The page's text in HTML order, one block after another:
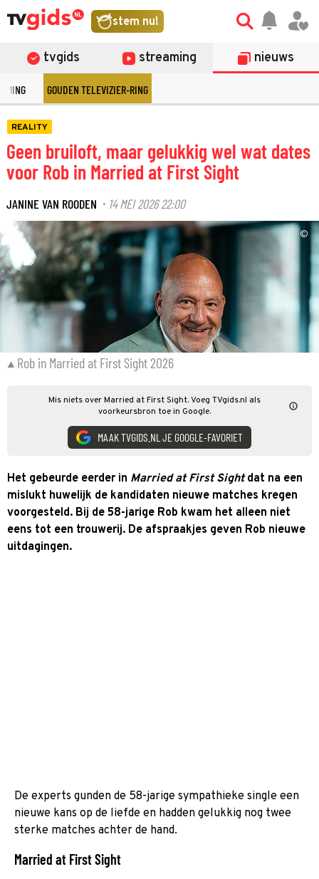
stem nu!
tvgids streaming nieuws
GOUDEN TELEVIZIER-RING
REALITY
Geen bruiloft, maar gelukkig wel wat dates
voor Rob in Married at First Sight
JANINE VAN ROODEN · 14 MEI 2026 22:00
©
Rob in Married at First Sight 2026
Mis niets over Married at First Sight. Voeg TVgids.nl als
voorkeursbron toe in Google.
MAAK TVGIDS.NL JE GOOGLE-FAVORIET
Het gebeurde eerder in Married at First Sightdat na een
mislukt huwelijk de kandidaten nieuwe matches kregen
voorgesteld. Bij de 58-jarige Rob kwam het alleen niet
eens tot een trouwerij. De afspraakjes geven Rob nieuwe
uitdagingen.
De experts gunden de 58-jarige sympathieke single een
nieuwe kans op de liefde en hadden gelukkig nog twee
sterke matches achter de hand.
Married at First Sight